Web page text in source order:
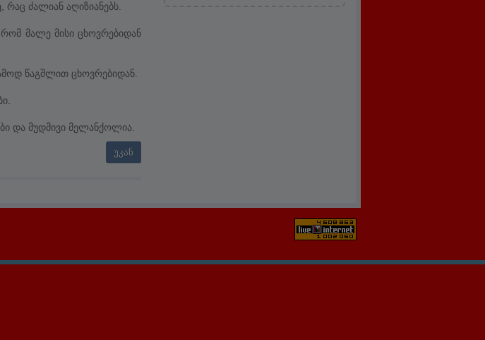
ძალიან აღიზიანებს.
მალე მისი ცხოვრებიდან
წაგშლით ცხოვრებიდან.
და მუდმივი მელანქოლია.
უკან